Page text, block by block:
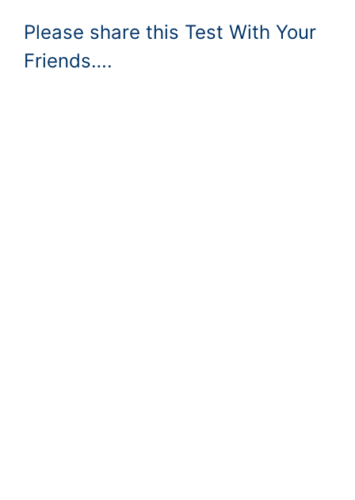
Please share this Test With Your
Friends….